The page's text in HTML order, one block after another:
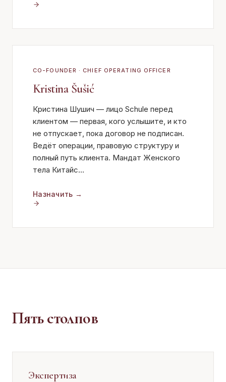
CO-FOUNDER · CHIEF OPERATING OFFICER
Kristina Šušić
Кристина Шушич — лицо Schule перед
клиентом — первая, кого услышите, и кто
не отпускает, пока договор не подписан.
Ведёт операции, правовую структуру и
полный путь клиента. Мандат Женского
тела Китайс…
Назначить →
Пять столпов
Экспертиза